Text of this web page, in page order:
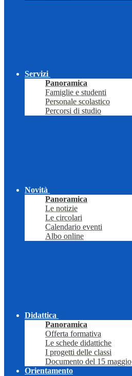
Servizi
Panoramica
Famiglie e studenti
Personale scolastico
Percorsi di studio
Novità
Panoramica
Le notizie
Le circolari
Calendario eventi
Albo online
Didattica
Panoramica
Offerta formativa
Le schede didattiche
I progetti delle classi
Documento del 15 maggio
Orientamento